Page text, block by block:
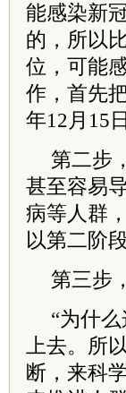
能感染新
的，所以
位，可能
作，首先
年12月15
第二步
甚至容易
病等人群
以第二阶
第三步
“为什
上去。所
断，来科